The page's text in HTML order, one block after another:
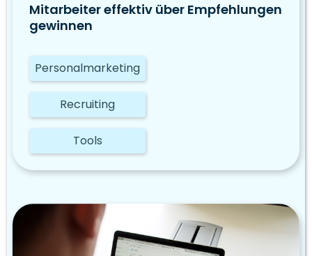
Mitarbeiter effektiv über Empfehlungen
gewinnen
Personalmarketing
Recruiting
Tools